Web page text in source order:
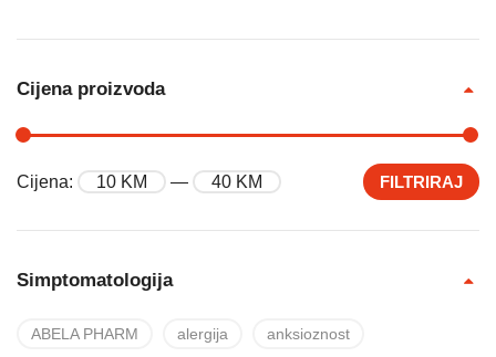
Cijena proizvoda
FILTRIRAJ
Cijena: 10 KM — 40 KM
Simptomatologija
ABELA PHARM alergija anksioznost